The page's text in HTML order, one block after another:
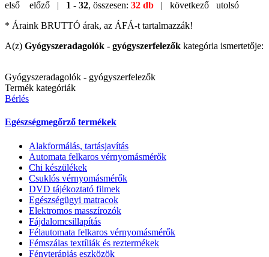
első előző | 1 - 32, összesen: 32 db | következő
utolsó
* Áraink BRUTTÓ árak, az ÁFÁ-t tartalmazzák!
A(z) Gyógyszeradagolók - gyógyszerfelezők kategória ismertetője:
Gyógyszeradagolók - gyógyszerfelezők
Termék kategóriák
Bérlés
Egészségmegőrző termékek
Alakformálás, tartásjavítás
Automata felkaros vérnyomásmérők
Chi készülékek
Csuklós vérnyomásmérők
DVD tájékoztató filmek
Egészségügyi matracok
Elektromos masszírozók
Fájdalomcsillapítás
Félautomata felkaros vérnyomásmérők
Fémszálas textíliák és reztermékek
Fényterápiás eszközök